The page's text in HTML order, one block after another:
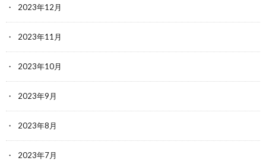
2023年12月
2023年11月
2023年10月
2023年9月
2023年8月
2023年7月